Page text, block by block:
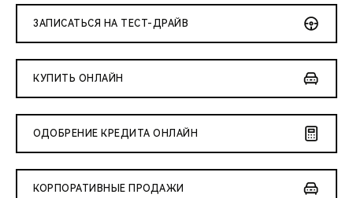
ЗАПИСАТЬСЯ НА ТЕСТ-ДРАЙВ
КУПИТЬ ОНЛАЙН
ОДОБРЕНИЕ КРЕДИТА ОНЛАЙН
КОРПОРАТИВНЫЕ ПРОДАЖИ